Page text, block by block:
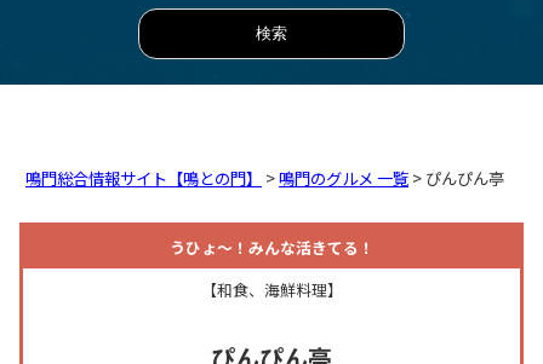
鳴門総合情報サイト【鳴との門】 >鳴門のグルメ 一覧 > ぴんぴん亭
うひょ～！みんな活きてる！
【和食、海鮮料理】